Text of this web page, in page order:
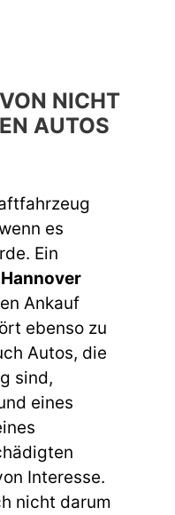
NICHT
AUTOS
es
Ein
Ankauf
ebenso zu
Autos, die
sind,
eines
Interesse.
nicht darum